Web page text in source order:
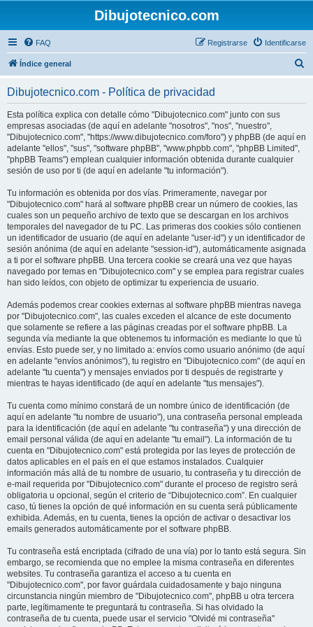
Dibujotecnico.com
FAQ Identificarse
Registrarse
Índice general
Dibujotecnico.com - Política de privacidad
Esta política explica con detalle cómo "Dibujotecnico.com" junto con sus
empresas asociadas (de aquí en adelante "nosotros", "nos", "nuestro",
"Dibujotecnico.com", "https://www.dibujotecnico.com/foro") y phpBB (de aquí en
adelante "ellos", "sus", "software phpBB", "www.phpbb.com", "phpBB Limited",
"phpBB Teams") emplean cualquier información obtenida durante cualquier
sesión de uso por ti (de aquí en adelante "tu información").
Tu información es obtenida por dos vías. Primeramente, navegar por
"Dibujotecnico.com" hará al software phpBB crear un número de cookies, las
cuales son un pequeño archivo de texto que se descargan en los archivos
temporales del navegador de tu PC. Las primeras dos cookies sólo contienen
un identificador de usuario (de aquí en adelante "user-id") y un identificador de
sesión anónima (de aquí en adelante "session-id"), automáticamente asignada
a ti por el software phpBB. Una tercera cookie se creará una vez que hayas
navegado por temas en "Dibujotecnico.com" y se emplea para registrar cuales
han sido leídos, con objeto de optimizar tu experiencia de usuario.
Además podemos crear cookies externas al software phpBB mientras navega
por "Dibujotecnico.com", las cuales exceden el alcance de este documento
que solamente se refiere a las páginas creadas por el software phpBB. La
segunda vía mediante la que obtenemos tu información es mediante lo que tú
envías. Esto puede ser, y no limitado a: envíos como usuario anónimo (de aquí
en adelante "envíos anónimos"), tu registro en "Dibujotecnico.com" (de aquí en
adelante "tu cuenta") y mensajes enviados por ti después de registrarte y
mientras te hayas identificado (de aquí en adelante "tus mensajes").
Tu cuenta como mínimo constará de un nombre único de identificación (de
aquí en adelante "tu nombre de usuario"), una contraseña personal empleada
para la identificación (de aquí en adelante "tu contraseña") y una dirección de
email personal válida (de aquí en adelante "tu email"). La información de tu
cuenta en "Dibujotecnico.com" está protegida por las leyes de protección de
datos aplicables en el país en el que estamos instalados. Cualquier
información más allá de tu nombre de usuario, tu contraseña y tu dirección de
e-mail requerida por "Dibujotecnico.com" durante el proceso de registro será
obligatoria u opcional, según el criterio de “Dibujotecnico.com”. En cualquier
caso, tú tienes la opción de qué información en su cuenta será públicamente
exhibida. Además, en tu cuenta, tienes la opción de activar o desactivar los
emails generados automáticamente por el software phpBB.
Tu contraseña está encriptada (cifrado de una vía) por lo tanto está segura. Sin
embargo, se recomienda que no emplee la misma contraseña en diferentes
websites. Tu contraseña garantiza el acceso a tu cuenta en
"Dibujotecnico.com", por favor guárdala cuidadosamente y bajo ninguna
circunstancia ningún miembro de "Dibujotecnico.com", phpBB u otra tercera
parte, legítimamente te preguntará tu contraseña. Si has olvidado la
contraseña de tu cuenta, puede usar el servicio "Olvidé mi contraseña"